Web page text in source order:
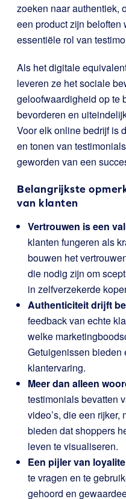
zoeken naar authentiek,
een product zijn beloften
essentiële rol van
Als het digitale
leveren ze het sociale
geloofwaardigheid op te
bevorderen en
Voor elk online bedrijf is
en tonen van
geworden van een
Belangrijkste
van klanten
Vertrouwen is een
klanten fungeren als
bouwen het
die nodig zijn om
in zelfverzekerde
Authenticiteit drijft
feedback van echte
welke
Getuigenissen bieden
klantervaring.
Meer dan alleen
testimonials bevatten
video’s, die een
bieden dat shoppers
leven te visualiseren.
Een pijler van
te vragen en te
gehoord en